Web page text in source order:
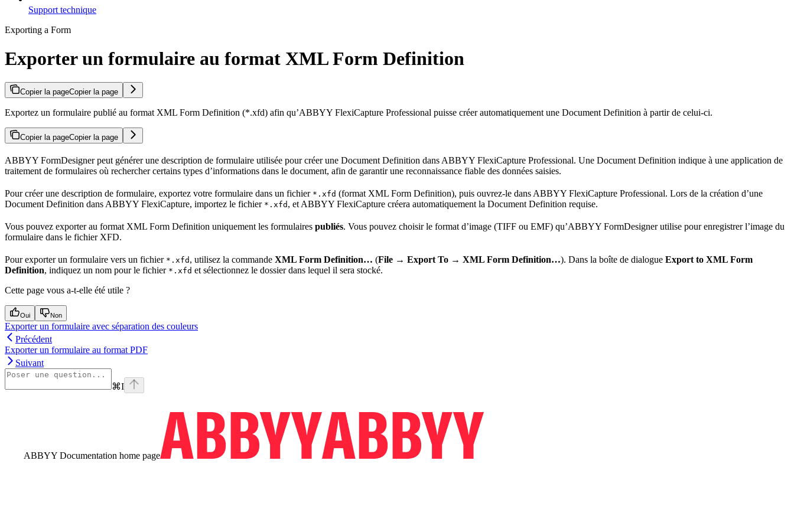
Support technique
Exporting a Form
Exporter un formulaire au format XML Form Definition
Copier la pageCopier la page
Exportez un formulaire publié au format XML Form Definition (*.xfd) afin qu’ABBYY FlexiCapture Professional puisse créer automatiquement une Document Definition à partir de celui-ci.
Copier la pageCopier la page
ABBYY FormDesigner peut générer une description de formulaire utilisée pour créer une Document Definition dans ABBYY FlexiCapture Professional. Une Document Definition indique à une application de
traitement de formulaires où rechercher certains types d’informations dans le document, afin de garantir une reconnaissance fiable des données saisies.
Pour créer une description de formulaire, exportez votre formulaire dans un fichier *.xfd (format XML Form Definition), puis ouvrez-le dans ABBYY FlexiCapture Professional. Lors de la création d’une
Document Definition dans ABBYY FlexiCapture, importez le fichier *.xfd , et ABBYY FlexiCapture créera automatiquement la Document Definition requise.
Vous pouvez exporter au format XML Form Definition uniquement les formulaires publiés. Vous pouvez choisir le format d’image (TIFF ou EMF) qu’ABBYY FormDesigner utilise pour enregistrer l’image du
formulaire dans le fichier XFD.
Pour exporter un formulaire vers un fichier *.xfd , utilisez la commande XML Form Definition… (File → Export To → XML Form Definition…). Dans la boîte de dialogue Export to XML Form
Definition, indiquez un nom pour le fichier *.xfd et sélectionnez le dossier dans lequel il sera stocké.
Cette page vous a-t-elle été utile ?
Oui Non
Exporter un formulaire avec séparation des couleurs
Précédent
Exporter un formulaire au format PDF
Suivant
⌘I
ABBYY Documentation home page